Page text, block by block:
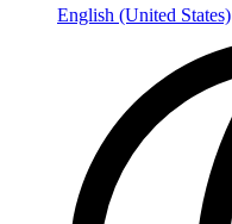
English (United States)